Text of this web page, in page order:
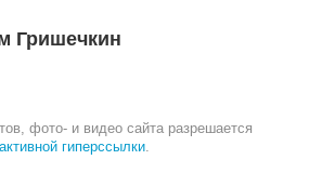
Гришечкин
фото- и видео сайта разрешается
активной гиперссылки